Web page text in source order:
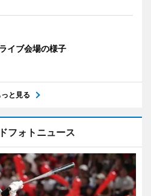
イブ会場の様子
っと見る
フォトニュース